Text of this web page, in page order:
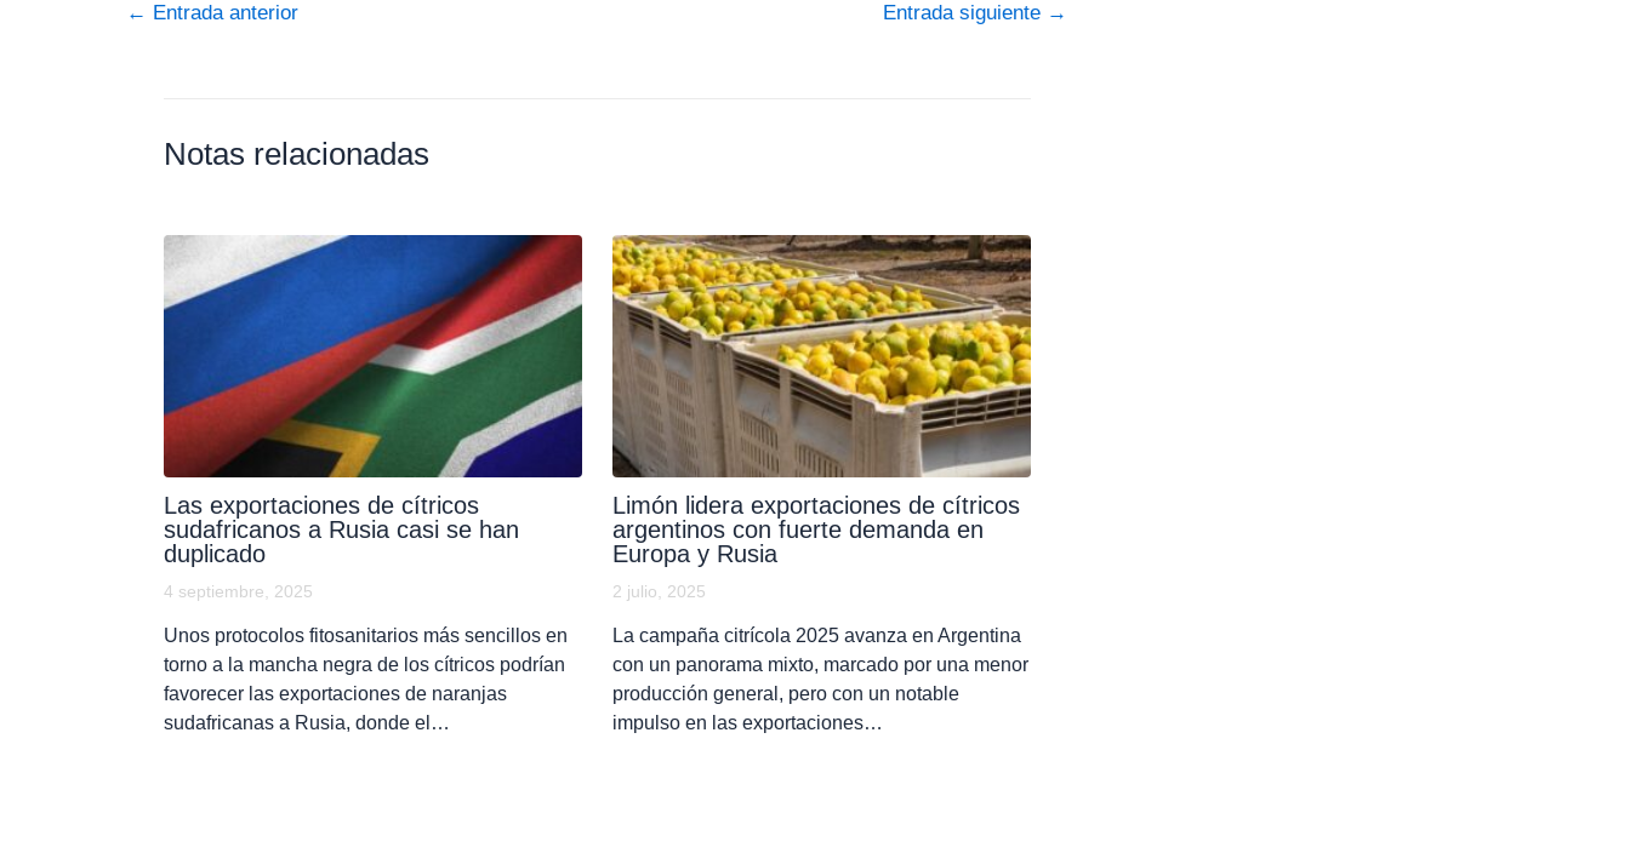
← Entrada anterior Entrada siguiente →
Notas relacionadas
Las exportaciones de cítricos
sudafricanos a Rusia casi se han
duplicado
4 septiembre, 2025
Unos protocolos fitosanitarios más sencillos en
torno a la mancha negra de los cítricos podrían
favorecer las exportaciones de naranjas
sudafricanas a Rusia, donde el…
Limón lidera exportaciones de cítricos
argentinos con fuerte demanda en
Europa y Rusia
2 julio, 2025
La campaña citrícola 2025 avanza en Argentina
con un panorama mixto, marcado por una menor
producción general, pero con un notable
impulso en las exportaciones…